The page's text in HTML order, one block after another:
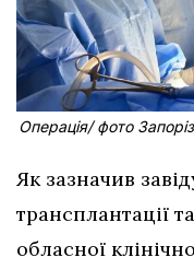
Операція/ фото
Як зазначив
трансплантації
обласної